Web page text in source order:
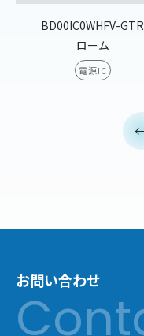
BD00IC0WHFV-GTR
ローム
電源IC
お問い合わせ